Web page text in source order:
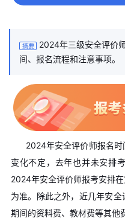
摘要
2024年三级安全评价
间、报名流程和注意事项。
2024年安全评价师报名
变化不定，去年也并未安排
2024年安全评价师报考安排
为准。 除此之外，近几年安
期间的资料费、教材费等其他